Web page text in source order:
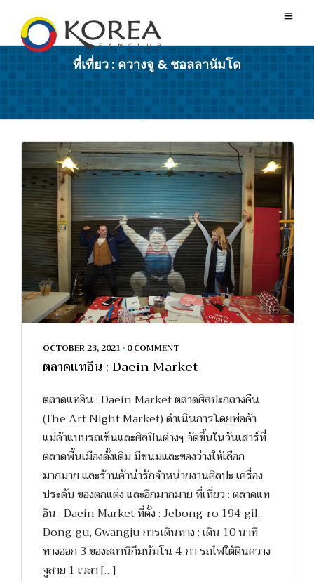
ที่เที่ยว : ควางจู & ชอลลานัมโด
OCTOBER 23, 2021 • 0 COMMENT
ตลาดแทอิน : Daein Market
ตลาดแทอิน : Daein Market ตลาดศิลปะกลางคืน
(The Art Night Market) ดำเนินการโดยพ่อค้า
แม่ค้าแบบรถเข็นและศิลปินต่างๆ จัดขึ้นในวันเสาร์ที่
ตลาดพื้นเมืองดั้งเดิม มีขนมและของว่างให้เลือก
มากมาย และร้านค้าน่ารักจำหน่ายงานศิลปะ เครื่อง
ประดับ ของตกแต่ง และอีกมากมาย ที่เที่ยว : ตลาดแท
อิน : Daein Market ที่ตั้ง : Jebong-ro 194-gil,
Dong-gu, Gwangju การเดินทาง : เดิน 10 นาที
ทางออก 3 ของสถานีกึมนัมโน 4-กา รถไฟใต้ดินควาง
จูสาย 1 เวลา […]